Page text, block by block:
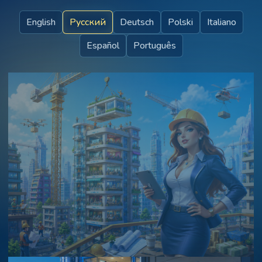
English Русский Deutsch Polski
Italiano
Español
Português